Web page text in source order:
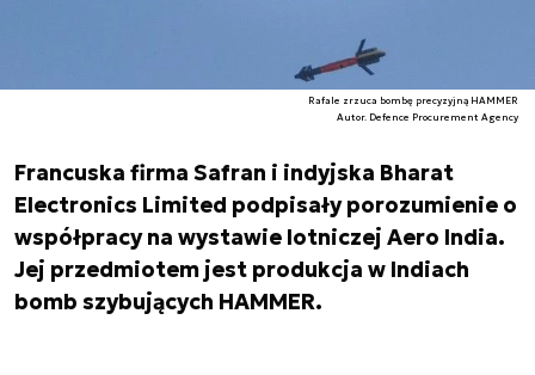
Rafale zrzuca bombę precyzyjną HAMMER
Autor. Defence Procurement Agency
Francuska firma Safran i indyjska Bharat
Electronics Limited podpisały porozumienie o
współpracy na wystawie lotniczej Aero India.
Jej przedmiotem jest produkcja w Indiach
bomb szybujących HAMMER.